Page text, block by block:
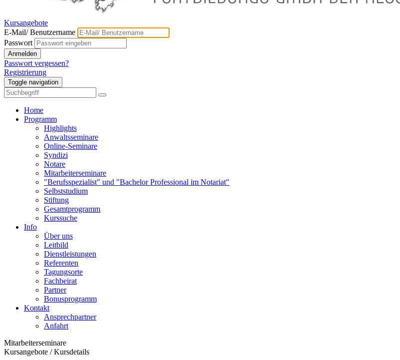
Kursangebote
E-Mail/ Benutzername
Passwort
Anmelden
Passwort vergessen?
Registrierung
Toggle navigation
Home
Programm
Highlights
Anwaltsseminare
Online-Seminare
Syndizi
Notare
Mitarbeiterseminare
"Berufsspezialist" und "Bachelor Professional im Notariat"
Selbststudium
Stiftung
Gesamtprogramm
Kurssuche
Info
Über uns
Leitbild
Dienstleistungen
Referenten
Tagungsorte
Fachbeirat
Partner
Bonusprogramm
Kontakt
Ansprechpartner
Anfahrt
Mitarbeiterseminare
Kursangebote /Kursdetails